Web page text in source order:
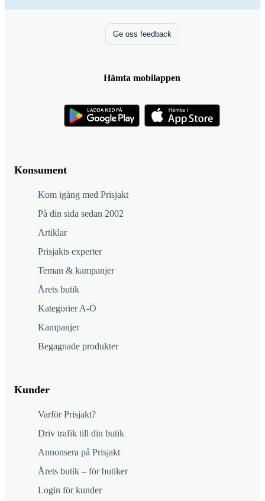
Konsument
Kom igång med Prisjakt
På din sida sedan 2002
Artiklar
Prisjakts experter
Teman & kampanjer
Årets butik
Kategorier A-Ö
Kampanjer
Begagnade produkter
Kunder
Varför Prisjakt?
Driv trafik till din butik
Annonsera på Prisjakt
Årets butik – för butiker
Login för kunder
Ge oss feedback
Hämta mobilappen